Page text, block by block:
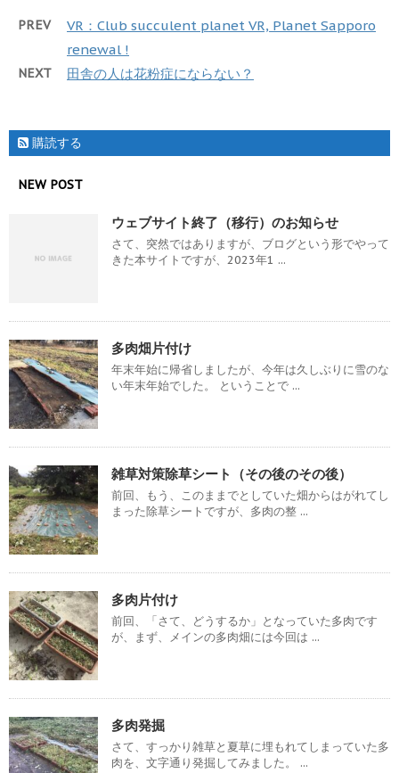
PREV
VR：Club succulent planet VR, Planet Sapporo
renewal !
NEXT 田舎の人は花粉症にならない？
購読する
NEW POST
ウェブサイト終了（移行）のお知らせ
さて、突然ではありますが、ブログという形でやって
きた本サイトですが、2023年1 ...
多肉畑片付け
年末年始に帰省しましたが、今年は久しぶりに雪のな
い年末年始でした。 ということで ...
雑草対策除草シート（その後のその後）
前回、もう、このままでとしていた畑からはがれてし
まった除草シートですが、多肉の整 ...
多肉片付け
前回、「さて、どうするか」となっていた多肉です
が、まず、メインの多肉畑には今回は ...
多肉発掘
さて、すっかり雑草と夏草に埋もれてしまっていた多
肉を、文字通り発掘してみました。 ...